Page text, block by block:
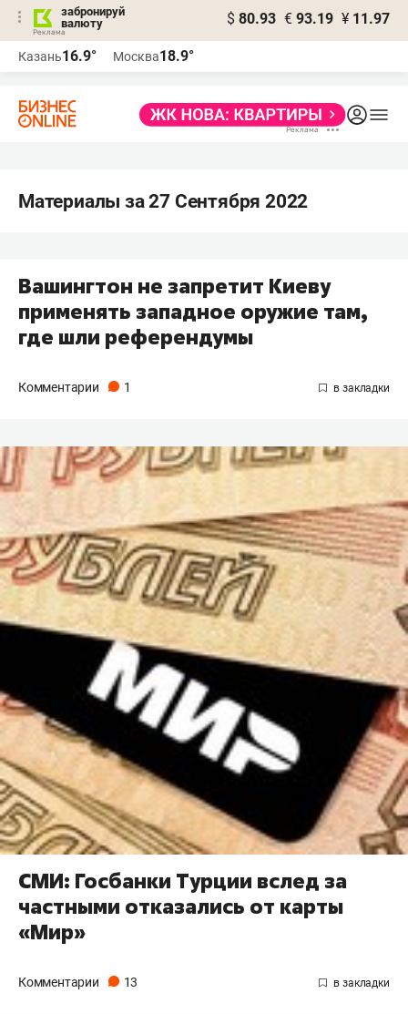
забронируй
валюту
$ 80.93 € 93.19 ¥ 11.97
Казань16.9° Москва18.9°
Материалы за 27 Сентября 2022
Вашингтон не запретит Киеву
применять западное оружие там,
где шли референдумы
Комментарии 1
СМИ: Госбанки Турции вслед за
частными отказались от карты
«Мир»
Комментарии 13